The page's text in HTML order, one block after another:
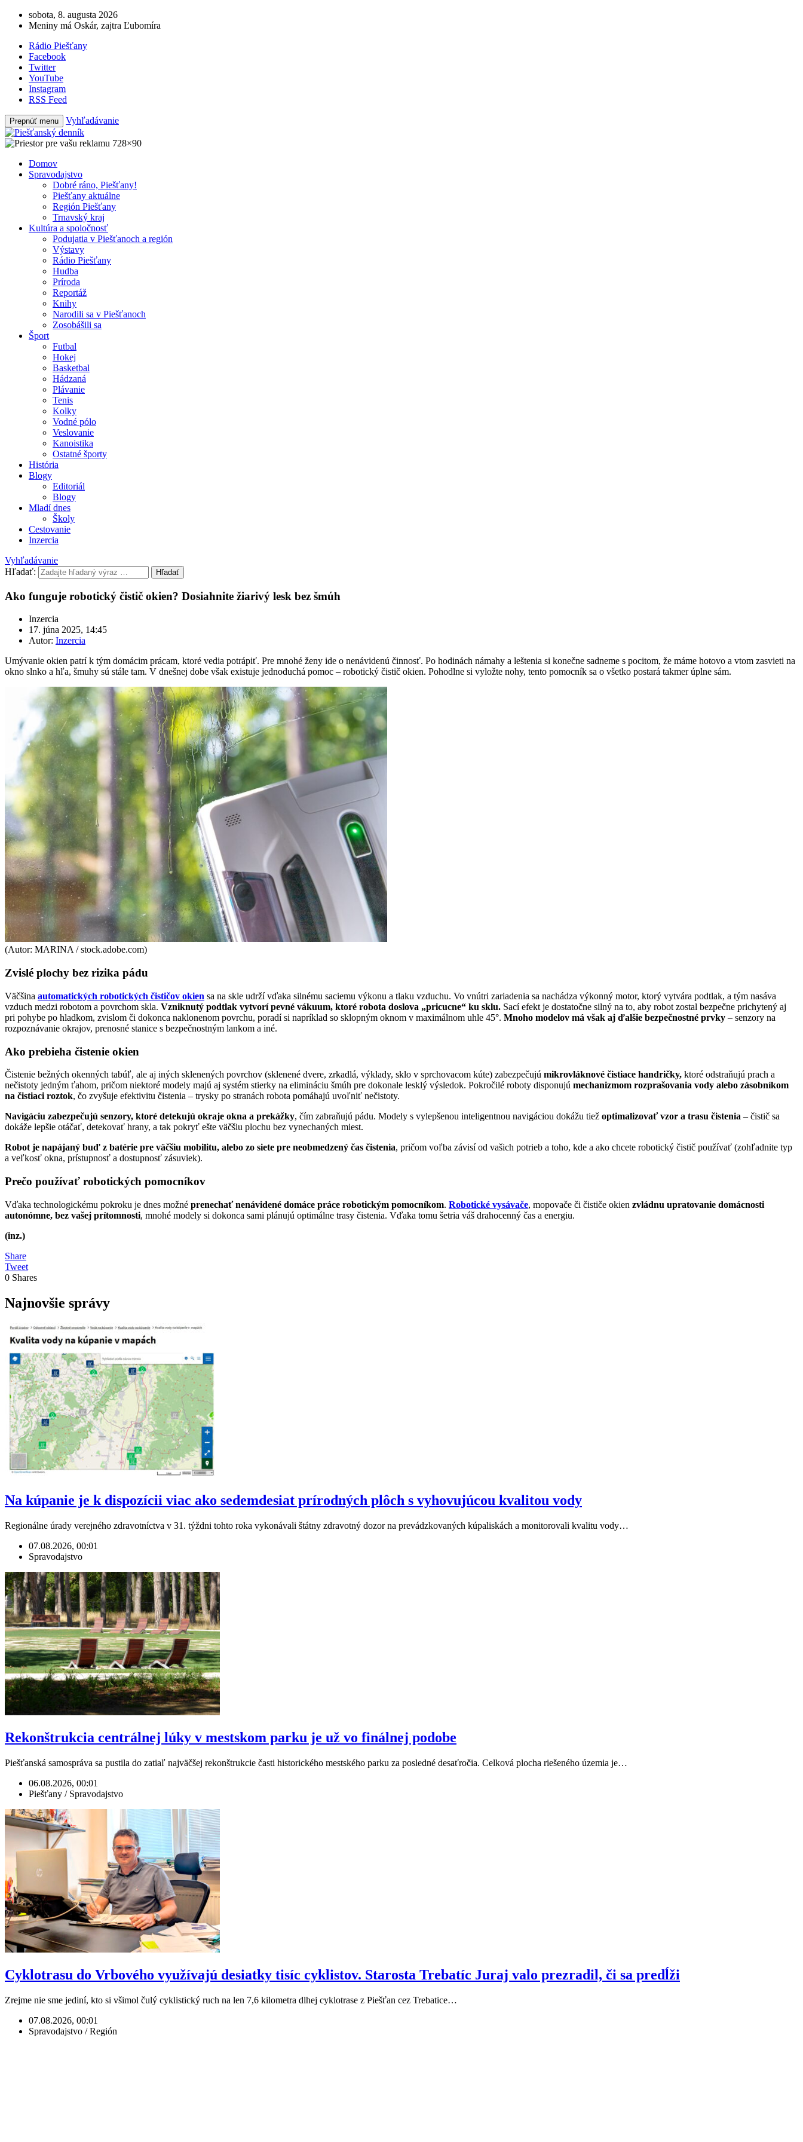
sobota, 8. augusta 2026
Meniny má Oskár, zajtra Ľubomíra
Rádio Piešťany
Facebook
Twitter
YouTube
Instagram
RSS Feed
Prepnúť menu Vyhľadávanie
Domov
Spravodajstvo
Dobré ráno, Piešťany!
Piešťany aktuálne
Región Piešťany
Trnavský kraj
Kultúra a spoločnosť
Podujatia v Piešťanoch a región
Výstavy
Rádio Piešťany
Hudba
Príroda
Reportáž
Knihy
Narodili sa v Piešťanoch
Zosobášili sa
Šport
Futbal
Hokej
Basketbal
Hádzaná
Plávanie
Tenis
Kolky
Vodné pólo
Veslovanie
Kanoistika
Ostatné športy
História
Blogy
Editoriál
Blogy
Mladí dnes
Školy
Cestovanie
Inzercia
Vyhľadávanie
Hľadať:
Hľadať
Ako funguje robotický čistič okien? Dosiahnite žiarivý lesk bez šmúh
Inzercia
17. júna 2025, 14:45
Autor: Inzercia
Umývanie okien patrí k tým domácim prácam, ktoré vedia potrápiť. Pre mnohé ženy ide o nenávidenú činnosť. Po hodinách námahy a leštenia si konečne sadneme s pocitom, že máme hotovo a vtom zasvieti na
okno slnko a hľa, šmuhy sú stále tam. V dnešnej dobe však existuje jednoduchá pomoc – robotický čistič okien. Pohodlne si vyložte nohy, tento pomocník sa o všetko postará takmer úplne sám.
(Autor: MARINA / stock.adobe.com)
Zvislé plochy bez rizika pádu
Väčšina automatických robotických čističov okien sa na skle udrží vďaka silnému saciemu výkonu a tlaku vzduchu. Vo vnútri zariadenia sa nachádza výkonný motor, ktorý vytvára podtlak, a tým nasáva
vzduch medzi robotom a povrchom skla. Vzniknutý podtlak vytvorí pevné vákuum, ktoré robota doslova „pricucne“ ku sklu. Sací efekt je dostatočne silný na to, aby robot zostal bezpečne prichytený aj
pri pohybe po hladkom, zvislom či dokonca naklonenom povrchu, poradí si napríklad so sklopným oknom v maximálnom uhle 45°. Mnoho modelov má však aj ďalšie bezpečnostné prvky – senzory na
rozpoznávanie okrajov, prenosné stanice s bezpečnostným lankom a iné.
Ako prebieha čistenie okien
Čistenie bežných okenných tabúľ, ale aj iných sklenených povrchov (sklenené dvere, zrkadlá, výklady, sklo v sprchovacom kúte) zabezpečujú mikrovláknové čistiace handričky, ktoré odstraňujú prach a
nečistoty jedným ťahom, pričom niektoré modely majú aj systém stierky na elimináciu šmúh pre dokonale lesklý výsledok. Pokročilé roboty disponujú mechanizmom rozprašovania vody alebo zásobníkom
na čistiaci roztok, čo zvyšuje efektivitu čistenia – trysky po stranách robota pomáhajú uvoľniť nečistoty.
Navigáciu zabezpečujú senzory, ktoré detekujú okraje okna a prekážky, čím zabraňujú pádu. Modely s vylepšenou inteligentnou navigáciou dokážu tiež optimalizovať vzor a trasu čistenia – čistič sa
dokáže lepšie otáčať, detekovať hrany, a tak pokryť ešte väčšiu plochu bez vynechaných miest.
Robot je napájaný buď z batérie pre väčšiu mobilitu, alebo zo siete pre neobmedzený čas čistenia, pričom voľba závisí od vašich potrieb a toho, kde a ako chcete robotický čistič používať (zohľadnite typ
a veľkosť okna, prístupnosť a dostupnosť zásuviek).
Prečo používať robotických pomocníkov
Vďaka technologickému pokroku je dnes možné prenechať nenávidené domáce práce robotickým pomocníkom. Robotické vysávače, mopovače či čističe okien zvládnu upratovanie domácnosti
autonómne, bez vašej prítomnosti, mnohé modely si dokonca sami plánujú optimálne trasy čistenia. Vďaka tomu šetria váš drahocenný čas a energiu.
(inz.)
Share
Tweet
0 Shares
Najnovšie správy
Na kúpanie je k dispozícii viac ako sedemdesiat prírodných plôch s vyhovujúcou kvalitou vody
Regionálne úrady verejného zdravotníctva v 31. týždni tohto roka vykonávali štátny zdravotný dozor na prevádzkovaných kúpaliskách a monitorovali kvalitu vody…
07.08.2026, 00:01
Spravodajstvo
Rekonštrukcia centrálnej lúky v mestskom parku je už vo finálnej podobe
Piešťanská samospráva sa pustila do zatiaľ najväčšej rekonštrukcie časti historického mestského parku za posledné desaťročia. Celková plocha riešeného územia je…
06.08.2026, 00:01
Piešťany / Spravodajstvo
Cyklotrasu do Vrbového využívajú desiatky tisíc cyklistov. Starosta Trebatíc Juraj valo prezradil, či sa predĺži
Zrejme nie sme jediní, kto si všimol čulý cyklistický ruch na len 7,6 kilometra dlhej cyklotrase z Piešťan cez Trebatice…
07.08.2026, 00:01
Spravodajstvo / Región